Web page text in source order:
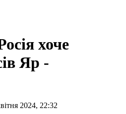
хоче
Яр -
2024, 22:32